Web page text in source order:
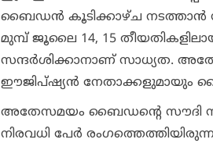
ബൈഡന്‍ കൂടിക്കാഴ്ച നടത്താന്‍
മുമ്പ് ജൂലൈ 14, 15
സന്ദര്‍ശിക്കാനാണ് സാധ്യത.
ഈജിപ്ഷ്യന്‍ നേതാക്കളുമായും
അതേസമയം ബൈഡന്റെ സൗദി
നിരവധി പേര്‍